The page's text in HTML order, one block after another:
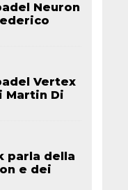
Neuron
Vertex
Martin Di
parla della
e dei